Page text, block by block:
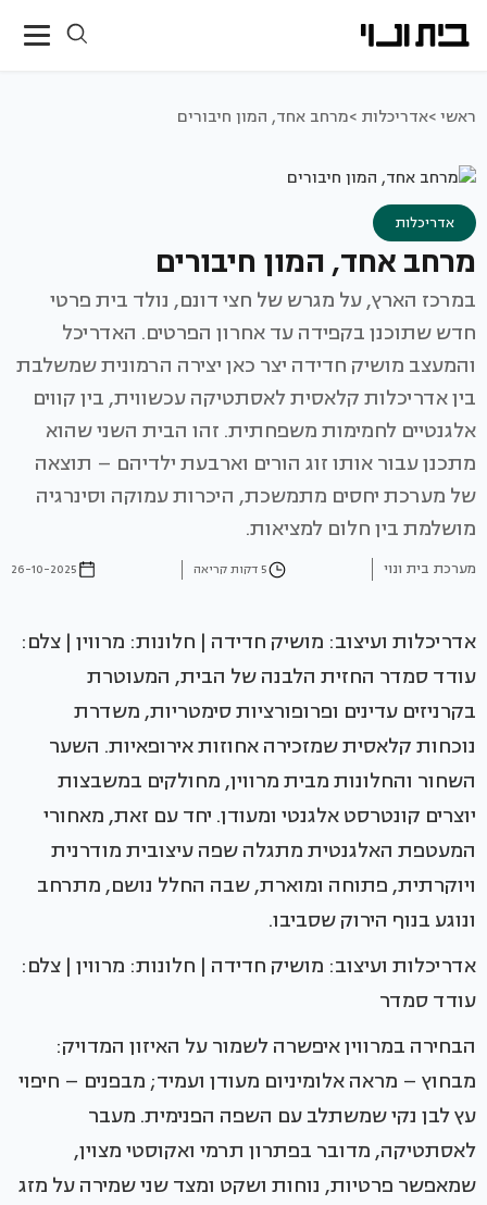
ראשי >אדריכלות >מרחב אחד, המון חיבורים
אדריכלות
מרחב אחד, המון חיבורים
במרכז הארץ, על מגרש של חצי דונם, נולד בית פרטי
חדש שתוכנן בקפידה עד אחרון הפרטים. האדריכל
והמעצב מושיק חדידה יצר כאן יצירה הרמונית שמשלבת
בין אדריכלות קלאסית לאסתטיקה עכשווית, בין קווים
אלגנטיים לחמימות משפחתית. זהו הבית השני שהוא
מתכנן עבור אותו זוג הורים וארבעת ילדיהם – תוצאה
של מערכת יחסים מתמשכת, היכרות עמוקה וסינרגיה
מושלמת בין חלום למציאות.
מערכת בית ונוי 5 דקות קריאה 26-10-2025
אדריכלות ועיצוב: מושיק חדידה | חלונות: מרווין | צלם:
עודד סמדר החזית הלבנה של הבית, המעוטרת
בקרניזים עדינים ופרופורציות סימטריות, משדרת
נוכחות קלאסית שמזכירה אחוזות אירופאיות. השער
השחור והחלונות מבית מרווין, מחולקים במשבצות
יוצרים קונטרסט אלגנטי ומעודן. יחד עם זאת, מאחורי
המעטפת האלגנטית מתגלה שפה עיצובית מודרנית
ויוקרתית, פתוחה ומוארת, שבה החלל נושם, מתרחב
ונוגע בנוף הירוק שסביבו.
אדריכלות ועיצוב: מושיק חדידה | חלונות: מרווין | צלם:
עודד סמדר
הבחירה במרווין איפשרה לשמור על האיזון המדויק:
מבחוץ – מראה אלומיניום מעודן ועמיד; מבפנים – חיפוי
עץ לבן נקי שמשתלב עם השפה הפנימית. מעבר
לאסתטיקה, מדובר בפתרון תרמי ואקוסטי מצוין,
שמאפשר פרטיות, נוחות ושקט ומצד שני שמירה על מזג